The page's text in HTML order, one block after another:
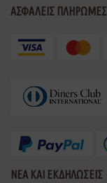
ΑΣΦΑΛΕΙΣ ΠΛΗΡΩΜΕΣ
ΝΕΑ ΚΑΙ ΕΚΔΗΛΩΣΕΙΣ